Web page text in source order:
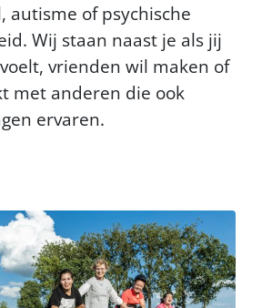
autisme of psychische
Wij staan naast je als jij
vrienden wil maken of
met anderen die ook
ervaren.